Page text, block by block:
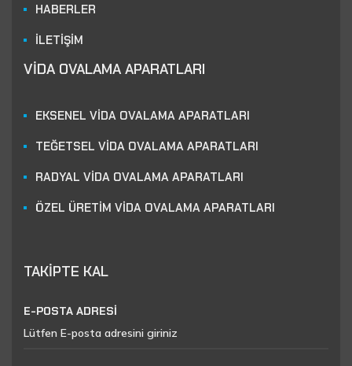
HABERLER
İLETİŞİM
VİDA OVALAMA APARATLARI
EKSENEL VİDA OVALAMA APARATLARI
TEĞETSEL VİDA OVALAMA APARATLARI
RADYAL VİDA OVALAMA APARATLARI
ÖZEL ÜRETİM VİDA OVALAMA APARATLARI
TAKİPTE KAL
E-POSTA ADRESİ